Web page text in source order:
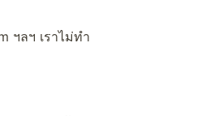
ฯลฯ เราไม่ทำ